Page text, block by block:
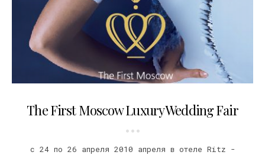
The First Moscow Luxury Wedding Fair
с 24 по 26 апреля 2010 апреля в отеле Ritz -